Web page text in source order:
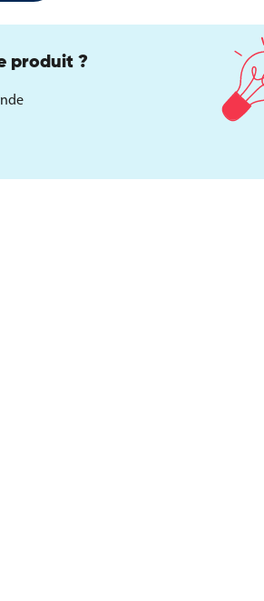
produit ?